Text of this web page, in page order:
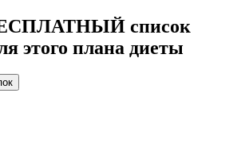
список
этого плана диеты